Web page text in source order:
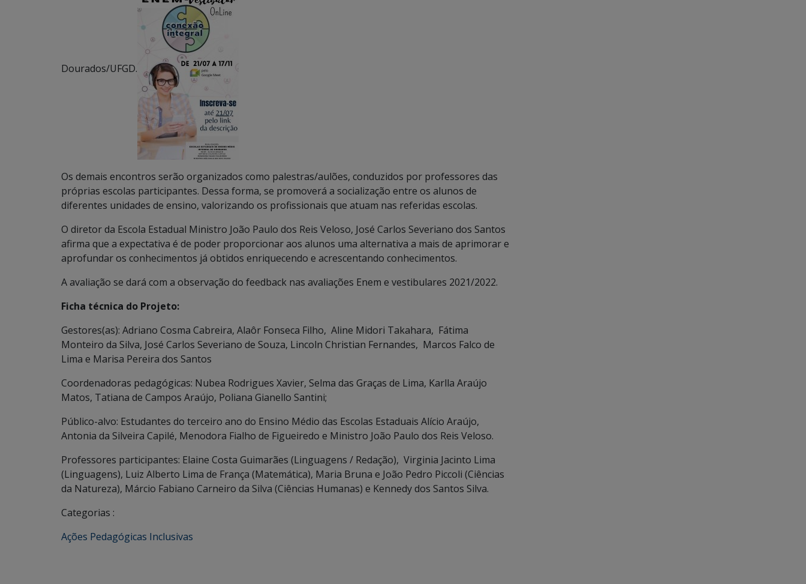
Dourados/UFGD.
Os demais encontros serão organizados como palestras/aulões, conduzidos por professores das
próprias escolas participantes. Dessa forma, se promoverá a socialização entre os alunos de
diferentes unidades de ensino, valorizando os profissionais que atuam nas referidas escolas.
O diretor da Escola Estadual Ministro João Paulo dos Reis Veloso, José Carlos Severiano dos Santos
afirma que a expectativa é de poder proporcionar aos alunos uma alternativa a mais de aprimorar e
aprofundar os conhecimentos já obtidos enriquecendo e acrescentando conhecimentos.
A avaliação se dará com a observação do feedback nas avaliações Enem e vestibulares 2021/2022.
Ficha técnica do Projeto:
Gestores(as): Adriano Cosma Cabreira, Alaôr Fonseca Filho, Aline Midori Takahara, Fátima
Monteiro da Silva, José Carlos Severiano de Souza, Lincoln Christian Fernandes, Marcos Falco de
Lima e Marisa Pereira dos Santos
Coordenadoras pedagógicas: Nubea Rodrigues Xavier, Selma das Graças de Lima, Karlla Araújo
Matos, Tatiana de Campos Araújo, Poliana Gianello Santini;
Público-alvo: Estudantes do terceiro ano do Ensino Médio das Escolas Estaduais Alício Araújo,
Antonia da Silveira Capilé, Menodora Fialho de Figueiredo e Ministro João Paulo dos Reis Veloso.
Professores participantes: Elaine Costa Guimarães (Linguagens / Redação), Virginia Jacinto Lima
(Linguagens), Luiz Alberto Lima de França (Matemática), Maria Bruna e João Pedro Piccoli (Ciências
da Natureza), Márcio Fabiano Carneiro da Silva (Ciências Humanas) e Kennedy dos Santos Silva.
Categorias :
Ações Pedagógicas Inclusivas